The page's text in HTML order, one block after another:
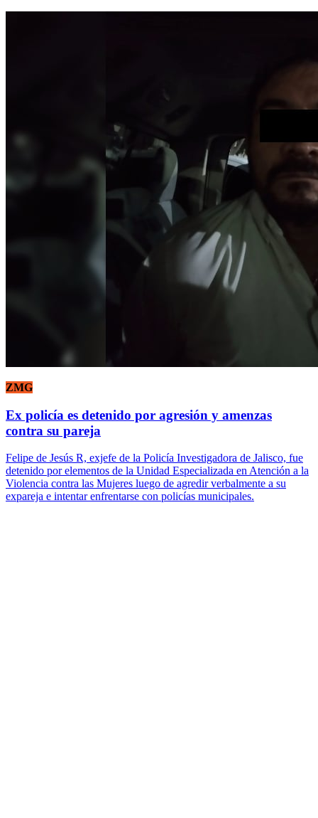
ZMG
Ex policía es detenido por agresión y amenzas
contra su pareja
Felipe de Jesús R, exjefe de la Policía Investigadora de Jalisco, fue
detenido por elementos de la Unidad Especializada en Atención a la
Violencia contra las Mujeres luego de agredir verbalmente a su
expareja e intentar enfrentarse con policías municipales.